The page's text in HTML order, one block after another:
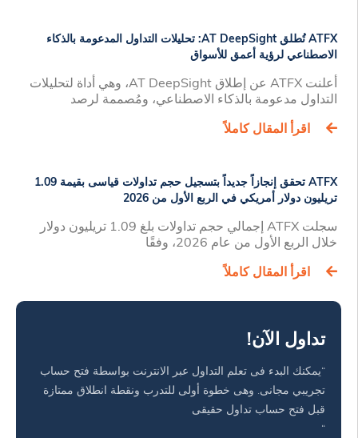
ATFX تُطلق AT DeepSight: تحليلات التداول المدعومة بالذكاء
الاصطناعي لرؤية أعمق للأسواق
أعلنت ATFX عن إطلاق AT DeepSight، وهي أداة لتحليلات
التداول مدعومة بالذكاء الاصطناعي، ومُصممة لرصد
اقرأ المقال كاملاً
ATFX تحقق إنجازاً جديداً بتسجيل حجم تداولات قياسى بقيمة 1.09
تريليون دولار أمريكي في الربع الأول من 2026
سجلت ATFX إجمالي حجم تداولات بلغ 1.09 تريليون دولار
خلال الربع الأول من عام 2026، وفقًا
اقرأ المقال كاملاً
تداول الآن!
“يمكنك البدء فى تعلم التداول عبر الانترنت بواسطة فتح حساب
تجريبي مجانى. وهى خطوة أولى للتدرب ونقطة انطلاق ممتازة
قبل فتح حساب تداول حقيقى
“